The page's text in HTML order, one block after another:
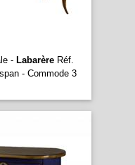
- LabarèreRéf.
- Commode 3